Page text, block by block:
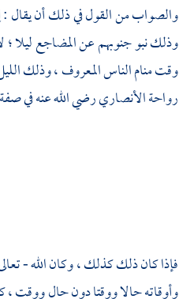
والصواب من القول في ذلك أن يقال :
وذلك نبو جنوبهم عن المضاجع ليلا
وقت منام الناس المعروف ، وذلك
رواحة الأنصاريرضي الله عنه في
فإذا كان ذلك كذلك ، وكان الله -